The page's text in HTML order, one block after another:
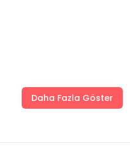
Daha Fazla Göster